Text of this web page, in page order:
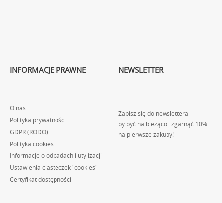
INFORMACJE PRAWNE
O nas
Polityka prywatności
GDPR (RODO)
Polityka cookies
Informacje o odpadach i utylizacji
Ustawienia ciasteczek "cookies"
Certyfikat dostępności
NEWSLETTER
Zapisz się do newslettera
by być na bieżąco i zgarnąć 10%
na pierwsze zakupy!